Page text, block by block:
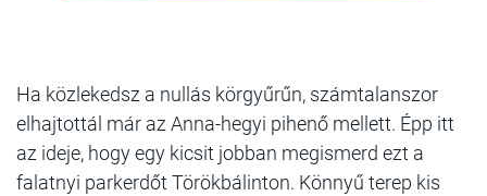
Ha közlekedsz a nullás körgyűrűn, számtalanszor
elhajtottál már az Anna-hegyi pihenő mellett. Épp itt
az ideje, hogy egy kicsit jobban megismerd ezt a
falatnyi parkerdőt Törökbálinton. Könnyű terep kis